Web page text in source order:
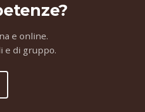
e online.
e di gruppo.